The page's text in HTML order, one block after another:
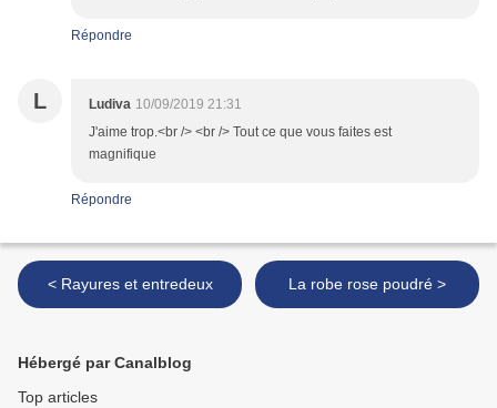
Répondre
L Ludiva 10/09/2019 21:31
J'aime trop.<br /> <br /> Tout ce que vous faites est
magnifique
Répondre
< Rayures et entredeux La robe rose poudré >
Hébergé par Canalblog
Top articles